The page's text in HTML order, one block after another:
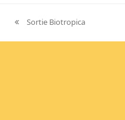
previous
post:
Sortie Biotropica